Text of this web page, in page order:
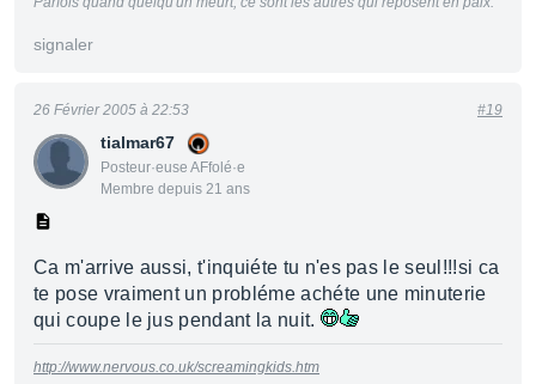
signaler
tialmar67
Posteur·euse AFfolé·e
Membre depuis 21 ans
26 Février 2005 à 22:53 #19
Ca m'arrive aussi, t'inquiéte tu n'es pas le seul!!!si ca
te pose vraiment un probléme achéte une minuterie
qui coupe le jus pendant la nuit.
http://www.nervous.co.uk/screamingkids.htm